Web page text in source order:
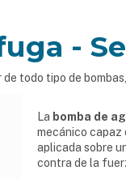
-
todo tipo de
La bomba de
mecánico capaz
aplicada sobre
contra de la